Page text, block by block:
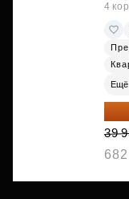
4
Ещё
29
39